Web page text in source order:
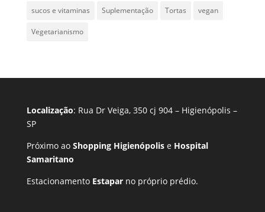
sucos e vitaminas Suplementação Tortas vegan
Vegetarianismo
Localização: Rua Dr Veiga, 350 cj 904 – Higienópolis –
SP
Próximo ao Shopping Higienópolise Hospital
Samaritano
Estacionamento Estaparno próprio prédio.